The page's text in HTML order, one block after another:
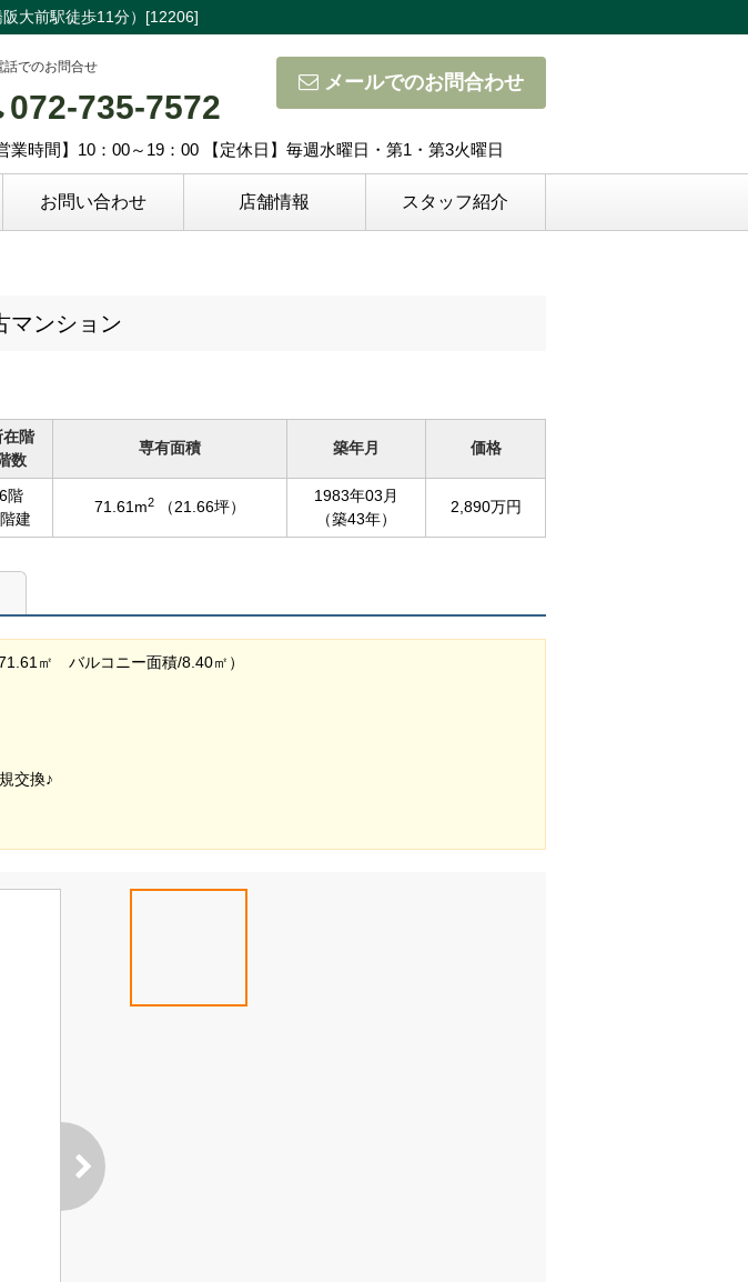
大前駅徒歩11分）[12206]
メールでのお問合わせ
話でのお問合せ
072-735-7572
営業時間】10：00～19：00 【定休日】毎週水曜日・第1・第3火曜日
お問い合わせ 店舗情報 スタッフ紹介
マンション
在階
数
専有面積 築年月 価格
6階
建
71.61m2 （21.66坪）
1983年03月
（築43年）
2,890万円
㎡ バルコニー面積/8.40㎡）
交換♪